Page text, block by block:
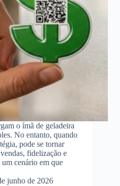
o ímã de geladeira
No entanto, quando
pode se tornar
fidelização e
cenário em que
junho de 2026